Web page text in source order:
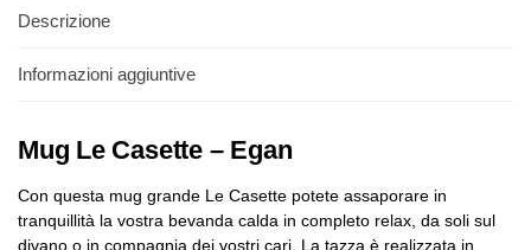
Descrizione
Informazioni aggiuntive
Mug Le Casette – Egan
Con questa mug grande Le Casette potete assaporare in
tranquillità la vostra bevanda calda in completo relax, da soli sul
divano o in compagnia dei vostri cari. La tazza è realizzata in